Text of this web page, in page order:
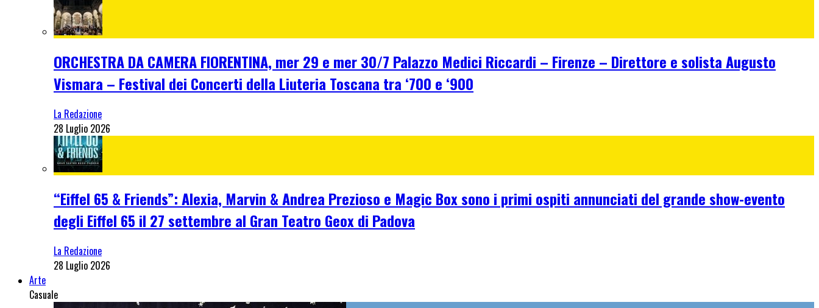
ORCHESTRA DA CAMERA FIORENTINA, mer 29 e mer 30/7 Palazzo Medici Riccardi – Firenze – Direttore e solista Augusto
Vismara – Festival dei Concerti della Liuteria Toscana tra ‘700 e ‘900
La Redazione
28 Luglio 2026
“Eiffel 65 & Friends”: Alexia, Marvin & Andrea Prezioso e Magic Box sono i primi ospiti annunciati del grande show-evento
degli Eiffel 65 il 27 settembre al Gran Teatro Geox di Padova
La Redazione
28 Luglio 2026
Arte
Casuale